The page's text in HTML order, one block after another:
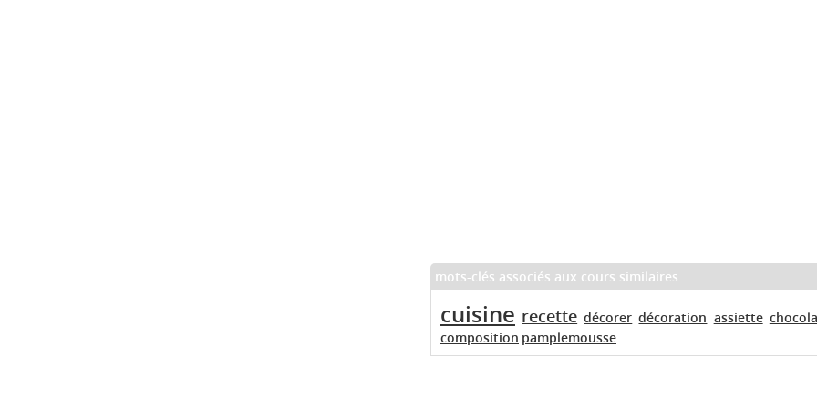
mots-clés associés aux cours similaires
cuisine recette décorer décoration assiette
composition pamplemousse